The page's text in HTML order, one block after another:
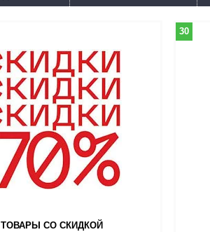
ТОВАРЫ СО СКИДКОЙ
30